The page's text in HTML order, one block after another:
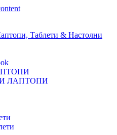
Таблети & Настолни
ЛАПТОПИ